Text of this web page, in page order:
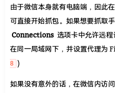
由于微信本身就有电脑端，因此
可直接开始抓包。如果想要抓取
Connections 选项卡中允许远
在同一局域网下，并设置代理为
8 )
如果没有意外的话，在微信内访